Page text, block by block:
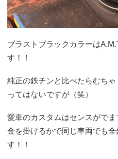
ブラストブラックカラーは
す！！
純正の鉄チンと比べたらむち
ってはないですが（笑）
愛車のカスタムはセンスがで
金を掛けるかで同じ車両でも
す！！